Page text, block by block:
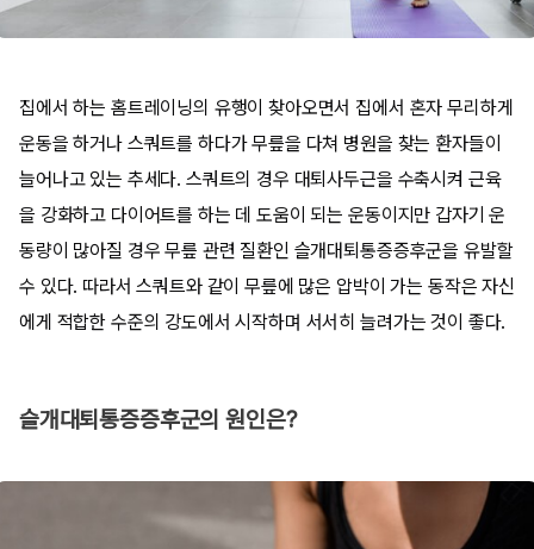
집에서 하는 홈트레이닝의 유행이 찾아오면서 집에서 혼자 무리하게
운동을 하거나 스쿼트를 하다가 무릎을 다쳐 병원을 찾는 환자들이
늘어나고 있는 추세다. 스쿼트의 경우 대퇴사두근을 수축시켜 근육
을 강화하고 다이어트를 하는 데 도움이 되는 운동이지만 갑자기 운
동량이 많아질 경우 무릎 관련 질환인 슬개대퇴통증증후군을 유발할
수 있다. 따라서 스쿼트와 같이 무릎에 많은 압박이 가는 동작은 자신
에게 적합한 수준의 강도에서 시작하며 서서히 늘려가는 것이 좋다.
슬개대퇴통증증후군의 원인은?